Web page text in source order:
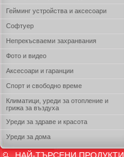
Гейминг устройства и аксесоари
Софтуер
Непрекъсваеми захранвания
Фото и видео
Аксесоари и гаранции
Спорт и свободно време
Климатици, уреди за отопление и
грижа за въздуха
Уреди за здраве и красота
Уреди за дома